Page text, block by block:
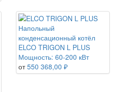
Напольный
конденсационный котёл
ELCO TRIGON L PLUS
Мощность: 60-200 кВт
от 550 368,00 ₽